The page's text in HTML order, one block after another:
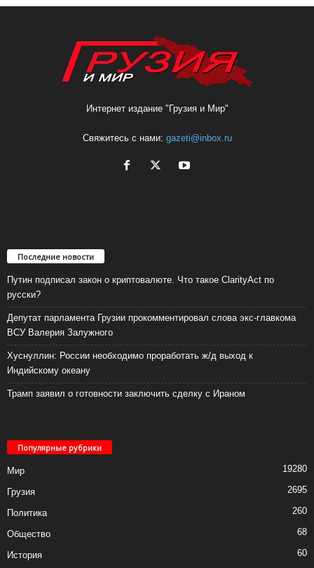
Интернет издание "Грузия и Мир"
Свяжитесь с нами: gazeti@inbox.ru
Последние новости
Путин подписал закон о криптовалюте. Что такое ClarityAct по
русски?
Депутат парламента Грузии прокомментировал слова экс-главкома
ВСУ Валерия Залужного
Хуснуллин: России необходимо проработать ж/д выход к
Индийскому океану
Трамп заявил о готовности заключить сделку с Ираном
Популярные рубрики
Мир 19280
Грузия 2695
Политика 260
Общество 68
История 60